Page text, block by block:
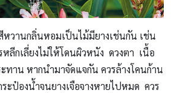
หวานกลิ่นหอมเป็นไม้มียางเช่นกัน เช่น
หลีกเลี่ยงไม่ให้โดนผิวหนัง ดวงตา เนื้อ
าน หากนำมาจัดแจกัน ควรล้างโคนก้าน
ป๋องน้ำจนยางเจือจางหายไปหมด ควร